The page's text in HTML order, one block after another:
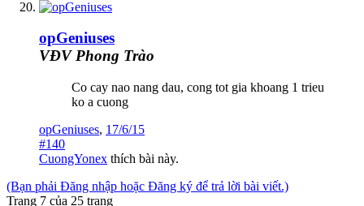
opGeniuses
VĐV Phong Trào
Co cay nao nang dau, cong tot gia khoang 1 trieu
ko a cuong
opGeniuses, 17/6/15
#140
CuongYonex thích bài này.
(Bạn phải Đăng nhập hoặc Đăng ký để trả lời bài viết.)
Trang 7 của 25 trang